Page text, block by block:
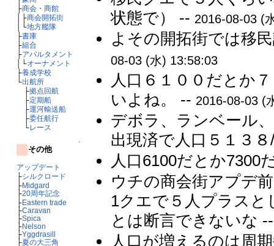
├商会・商館
│├商会開拓街
│└地方艦隊
├書庫
├組合
├アパルタメント
│└オーナメント
├養成学校
└出航所
├拠点回航
├定期船
├運河輸送船
├委任航行
└レース
↑
その他
アップデート
├シルクロード
├Midgard
├20周年記念
├Eastern trade
├Caravan
├Spica
├Nelson
├Yggdrasill
├夏の大三角
状態で） -- 2016-08-03 (
よその開拓街では移
08-03 (水) 13:58:03
人口６１００だとか
いよね。 -- 2016-08-03 (
デボラ、ランベール
出現済で人口５１３
人口6100だとか7300
ウチの商会街アプデ
1クエで５人プラスと
とは断言できないな
人口が増えるのは周